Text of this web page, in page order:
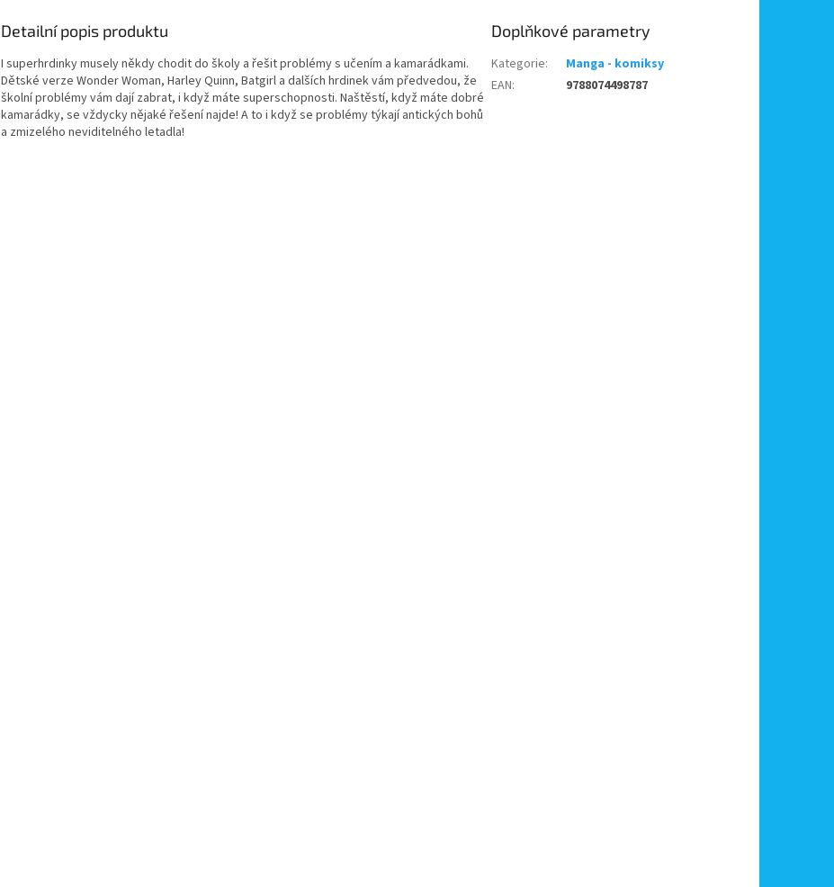
Detailní popis produktu
I superhrdinky musely někdy chodit do školy a řešit problémy s učením a kamarádkami.
Dětské verze Wonder Woman, Harley Quinn, Batgirl a dalších hrdinek vám předvedou, že
školní problémy vám dají zabrat, i když máte superschopnosti. Naštěstí, když máte dobré
kamarádky, se vždycky nějaké řešení najde! A to i když se problémy týkají antických bohů
a zmizelého neviditelného letadla!
Doplňkové parametry
Kategorie:
Manga - komiksy
EAN: 9788074498787